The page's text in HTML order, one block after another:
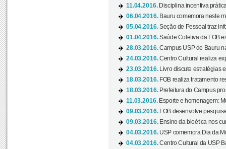
11.04.2016. Disciplina incentiva
06.04.2016. Bauru comemora neste
05.04.2016.Seção de Pessoal traz
01.04.2016.Saúde Coletiva da FOB
28.03.2016.Campus USP de Bauru
24.03.2016.Centro Cultural realiza
23.03.2016.
Livro discute estratégias
18.03.2016. FOB realiza tratamento
18.03.2016. Prefeitura do Campus
11.03.2016. Esporte e homenagem:
09.03.2016. FOB desenvolve
09.03.2016. Ensino da bioética nos
04.03.2016. USP comemora Dia da
04.03.2016.Centro Cultural da USP